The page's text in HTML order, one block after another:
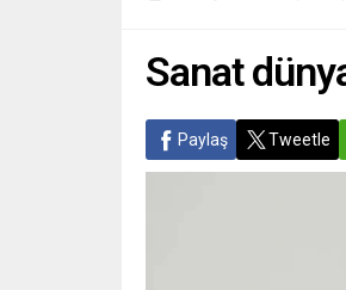
Sanat
Paylaş Tweetle